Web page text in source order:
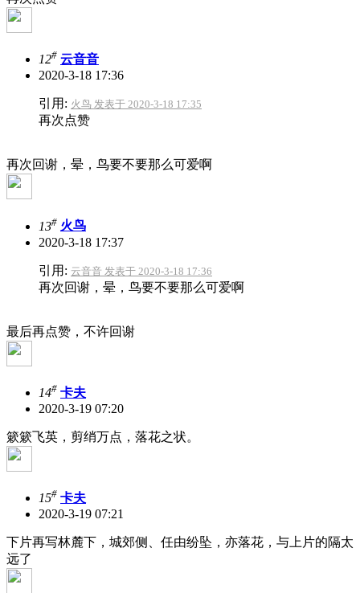
12# 云音音
2020-3-18 17:36
引用: 火鸟 发表于 2020-3-18 17:35
再次点赞
再次回谢，晕，鸟要不要那么可爱啊
13# 火鸟
2020-3-18 17:37
引用: 云音音 发表于 2020-3-18 17:36
再次回谢，晕，鸟要不要那么可爱啊
最后再点赞，不许回谢
14# 卡夫
2020-3-19 07:20
簌簌飞英，剪绡万点，落花之状。
15# 卡夫
2020-3-19 07:21
下片再写林麓下，城郊侧、任由纷坠，亦落花，与上片的隔太
远了